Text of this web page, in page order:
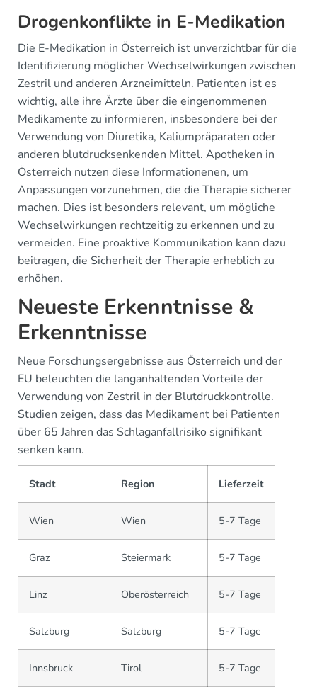
Drogenkonflikte in E-Medikation
Die E-Medikation in Österreich ist unverzichtbar für die
Identifizierung möglicher Wechselwirkungen zwischen
Zestril und anderen Arzneimitteln. Patienten ist es
wichtig, alle ihre Ärzte über die eingenommenen
Medikamente zu informieren, insbesondere bei der
Verwendung von Diuretika, Kaliumpräparaten oder
anderen blutdrucksenkenden Mittel. Apotheken in
Österreich nutzen diese Informationenen, um
Anpassungen vorzunehmen, die die Therapie sicherer
machen. Dies ist besonders relevant, um mögliche
Wechselwirkungen rechtzeitig zu erkennen und zu
vermeiden. Eine proaktive Kommunikation kann dazu
beitragen, die Sicherheit der Therapie erheblich zu
erhöhen.
Neueste Erkenntnisse &
Erkenntnisse
Neue Forschungsergebnisse aus Österreich und der
EU beleuchten die langanhaltenden Vorteile der
Verwendung von Zestril in der Blutdruckkontrolle.
Studien zeigen, dass das Medikament bei Patienten
über 65 Jahren das Schlaganfallrisiko signifikant
senken kann.
Stadt Region Lieferzeit
Wien Wien 5-7 Tage
Graz Steiermark 5-7 Tage
Linz Oberösterreich 5-7 Tage
Salzburg Salzburg 5-7 Tage
Innsbruck Tirol 5-7 Tage